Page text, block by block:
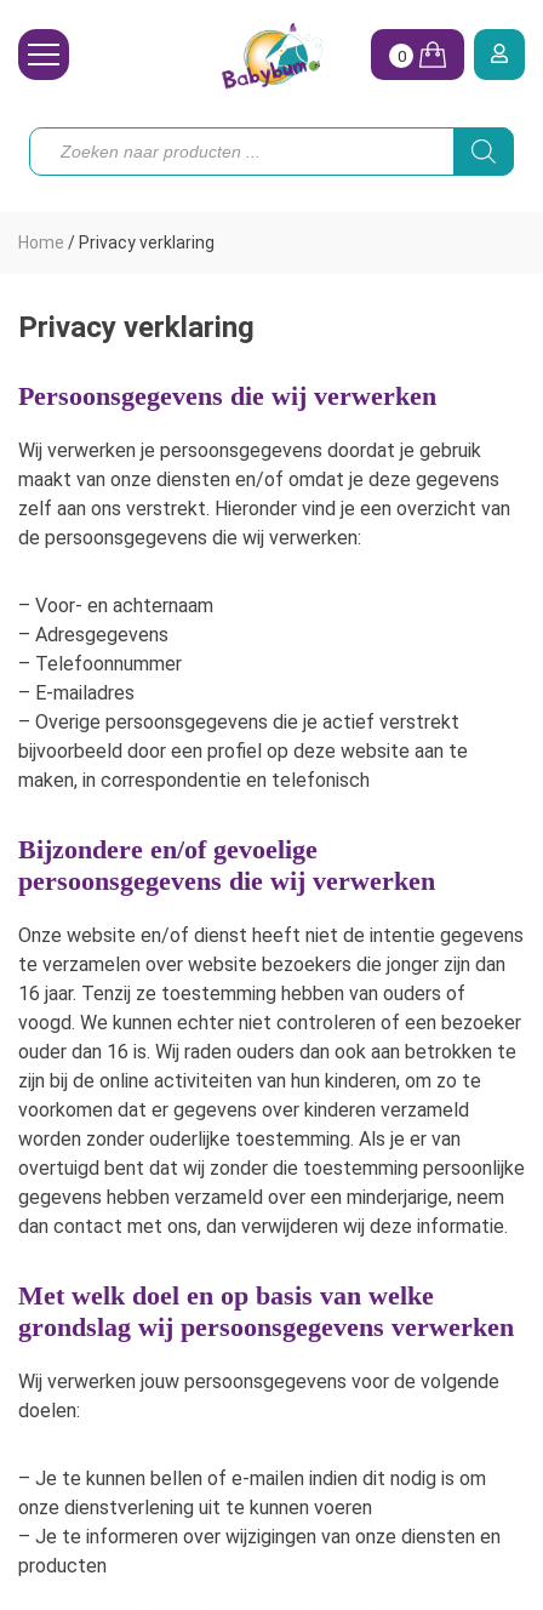
Toebehoren
Koopjes
0
Producten
zoeken
Home / Privacy verklaring
Privacy verklaring
Persoonsgegevens die wij verwerken
Wij verwerken je persoonsgegevens doordat je gebruik
maakt van onze diensten en/of omdat je deze gegevens
zelf aan ons verstrekt. Hieronder vind je een overzicht van
de persoonsgegevens die wij verwerken:
– Voor- en achternaam
– Adresgegevens
– Telefoonnummer
– E-mailadres
– Overige persoonsgegevens die je actief verstrekt
bijvoorbeeld door een profiel op deze website aan te
maken, in correspondentie en telefonisch
Bijzondere en/of gevoelige
persoonsgegevens die wij verwerken
Onze website en/of dienst heeft niet de intentie gegevens
te verzamelen over website bezoekers die jonger zijn dan
16 jaar. Tenzij ze toestemming hebben van ouders of
voogd. We kunnen echter niet controleren of een bezoeker
ouder dan 16 is. Wij raden ouders dan ook aan betrokken te
zijn bij de online activiteiten van hun kinderen, om zo te
voorkomen dat er gegevens over kinderen verzameld
worden zonder ouderlijke toestemming. Als je er van
overtuigd bent dat wij zonder die toestemming persoonlijke
gegevens hebben verzameld over een minderjarige, neem
dan contact met ons, dan verwijderen wij deze informatie.
Met welk doel en op basis van welke
grondslag wij persoonsgegevens verwerken
Wij verwerken jouw persoonsgegevens voor de volgende
doelen:
– Je te kunnen bellen of e-mailen indien dit nodig is om
onze dienstverlening uit te kunnen voeren
– Je te informeren over wijzigingen van onze diensten en
producten